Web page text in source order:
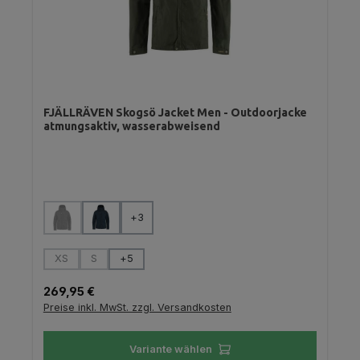
FJÄLLRÄVEN Skogsö Jacket Men - Outdoorjacke
atmungsaktiv, wasserabweisend
Farbe auswählen
(Diese Option ist zurzeit nicht verfügbar.)
+3
Größe auswählen
XS
(Diese Option ist zurzeit nicht verfügbar.)
S
(Diese Option ist zurzeit nicht verfügbar.)
+5
Regulärer Preis:
269,95 €
Preise inkl. MwSt. zzgl. Versandkosten
Variante wählen